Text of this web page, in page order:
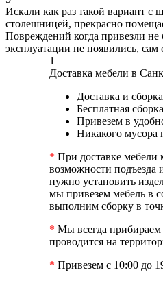
Искали как раз такой вариант с
столешницей, прекрасно
Повреждений когда привезли не
эксплуатации не появились, сам
1
Доставка мебели в
Доставка и
Бесплатная сборка
Привезем в
Никакого мусора
* При доставке мебели
возможности подъезда
нужно установить
мы привезем мебель в
выполним сборку в
* Мы всегда прибираем
проводится на
* Привезем с 10:00 до